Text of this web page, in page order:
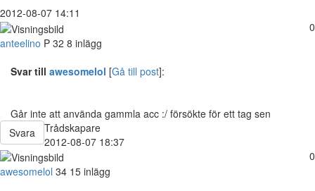
2012-08-07 14:11
0
anteelino P 32 8 inlägg
Svar till awesomelol [Gå till post]:
Går inte att använda gammla acc :/ försökte för ett tag sen
Svara
Trådskapare
2012-08-07 18:37
0
awesomelol 34 15 inlägg